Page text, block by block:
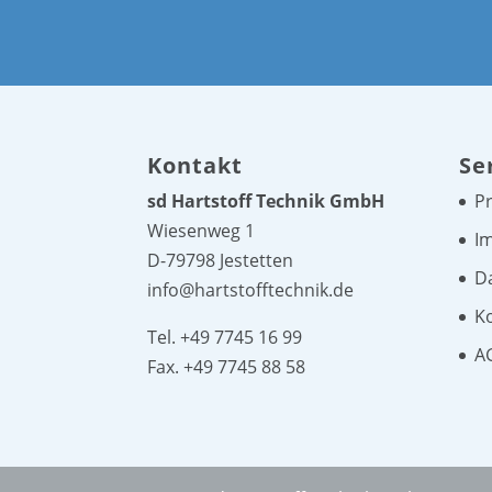
Kontakt
sd Hartstoff Technik GmbH
Wiesenweg 1
D-79798 Jestetten
info@hartstofftechnik.de
Tel. +49 7745 16 99
Fax. +49 7745 88 58